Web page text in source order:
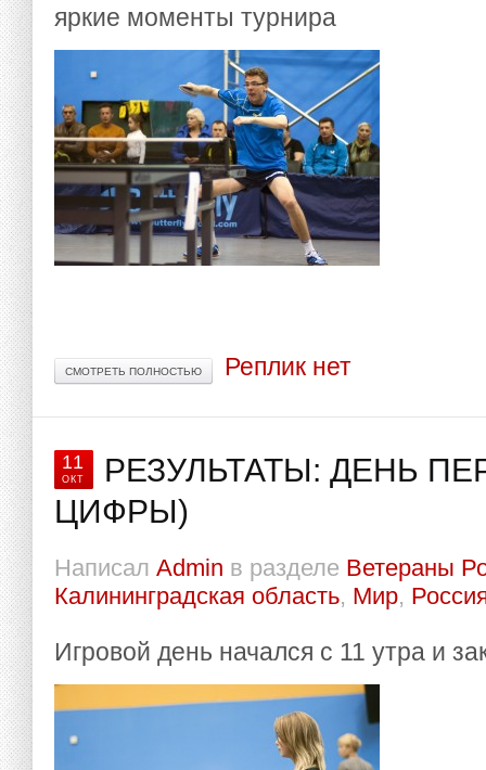
яркие моменты турнира
СМОТРЕТЬ ПОЛНОСТЬЮ Реплик нет
11
ОКТ
РЕЗУЛЬТАТЫ: ДЕНЬ
ЦИФРЫ)
Написал Admin в разделе Ветераны
Калининградская область, Мир,
Игровой день начался с 11 утра и